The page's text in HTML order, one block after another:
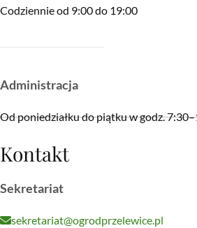
Codziennie od 9:00 do 19:00
Administracja
Od poniedziałku do piątku w godz.
Kontakt
Sekretariat
sekretariat@ogrodprzelewice.pl